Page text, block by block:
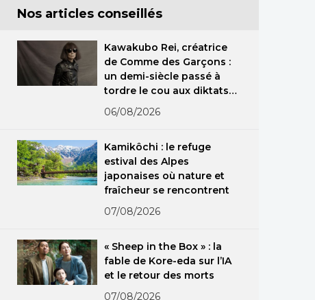
Русский
Tokyo
Nos articles conseillés
Kawakubo Rei, créatrice
de Comme des Garçons :
un demi-siècle passé à
tordre le cou aux diktats
de la mode
06/08/2026
Kamikôchi : le refuge
estival des Alpes
japonaises où nature et
fraîcheur se rencontrent
07/08/2026
« Sheep in the Box » : la
fable de Kore-eda sur l’IA
et le retour des morts
07/08/2026